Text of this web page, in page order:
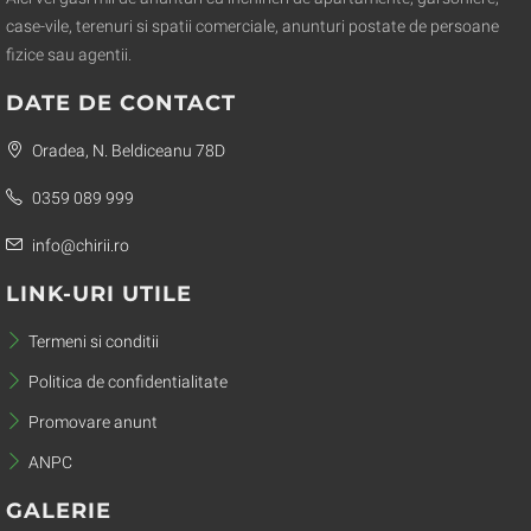
case-vile, terenuri si spatii comerciale, anunturi postate de persoane
fizice sau agentii.
DATE DE CONTACT
Oradea, N. Beldiceanu 78D
0359 089 999
info@chirii.ro
LINK-URI UTILE
Termeni si conditii
Politica de confidentialitate
Promovare anunt
ANPC
GALERIE